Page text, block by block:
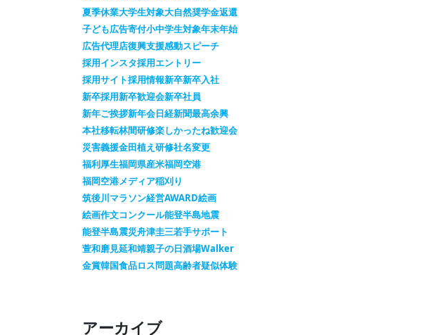
夏季休業大学生対象大自然奨学金返還
子ども広告寄付小中学生対象年末年始
広告代理店復興支援感動スピーチ
採用インスタ採用エントリー
採用サイト採用情報新卒新卒入社
新卒採用新卒歓迎会新卒社員
新年ご挨拶新年会日経新聞最高余興
本社移転林間研修楽しかったね歓迎会
災害義援金田植え研修社名変更
福利厚生福岡県産米福岡空港
福岡空港メディア稲刈り
筑後川マラソン経営AWARD絵画
絵画作文コンクール能登半島地震
能登半島震災舟津圭三若手サポート
萱和磨見延和靖親子の日酒場Walker
金賞韓国食品ロス問題高齢者疑似体験
アーカイブ